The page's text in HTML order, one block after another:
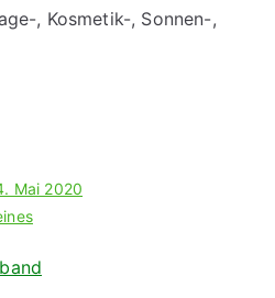
, Kosmetik-, Sonnen-,
Mai 2020